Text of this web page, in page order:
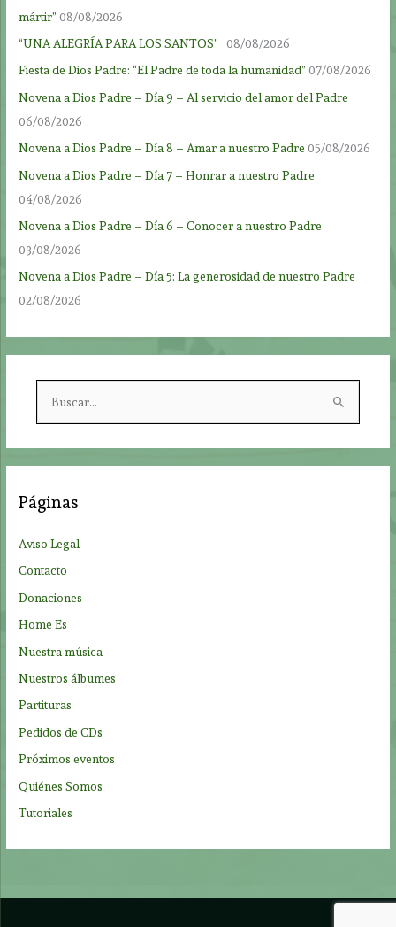
mártir” 08/08/2026
“UNA ALEGRÍA PARA LOS SANTOS”
08/08/2026
Fiesta de Dios Padre: “El Padre de toda la humanidad” 07/08/2026
Novena a Dios Padre – Día 9 – Al servicio del amor del Padre
06/08/2026
Novena a Dios Padre – Día 8 – Amar a nuestro Padre 05/08/2026
Novena a Dios Padre – Día 7 – Honrar a nuestro Padre
04/08/2026
Novena a Dios Padre – Día 6 – Conocer a nuestro Padre
03/08/2026
Novena a Dios Padre – Día 5: La generosidad de nuestro Padre
02/08/2026
c
r
:
Páginas
Aviso Legal
Contacto
Donaciones
Home Es
Nuestra música
Nuestros álbumes
Partituras
Pedidos de CDs
Próximos eventos
Quiénes Somos
Tutoriales